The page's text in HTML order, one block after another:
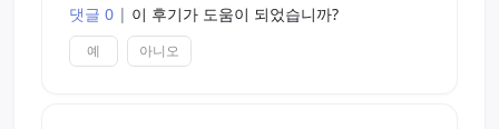
댓글 0 | 이 후기가 도움이 되었습니까?
예 아니오